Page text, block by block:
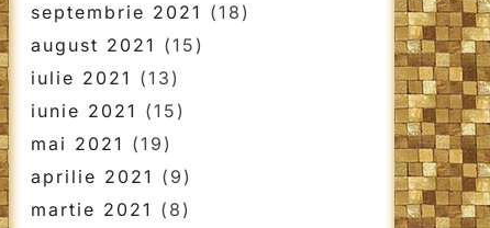
septembrie 2021 (18)
august 2021 (15)
iulie 2021 (13)
iunie 2021 (15)
mai 2021 (19)
aprilie 2021 (9)
martie 2021 (8)